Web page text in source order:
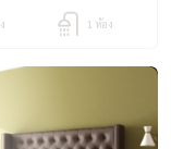
1 ห้อง